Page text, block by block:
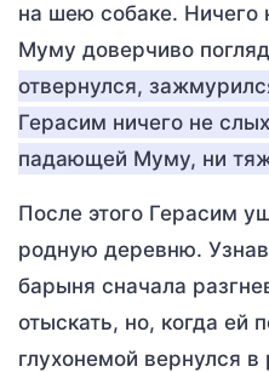
на шею собаке. Ничего
Муму доверчиво
отвернулся,
Герасим ничего не
падающей Муму, ни
После этого Герасим
родную деревню.
барыня сначала
отыскать, но, когда ей
глухонемой вернулся